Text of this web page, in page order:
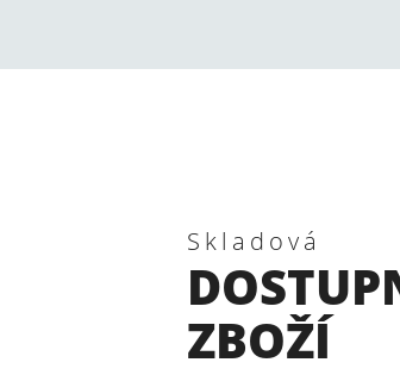
Skladová
ZBOŽÍ